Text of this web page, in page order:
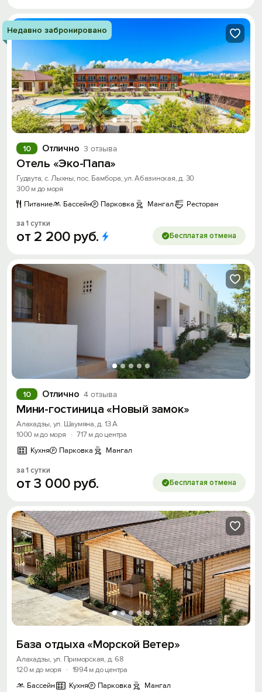
Недавно забронировано
Отлично 3 отзыва
10
Отель «Эко-Папа»
Гудаута, с. Лыхны, пос. Бамбора, ул. Абазинская, д. 30
300 м до моря
Питание
Бассейн Парковка Мангал Ресторан
за 1 сутки
от 2 200 руб. Бесплатая отмена
Отлично 4 отзыва
10
Мини-гостиница «Новый замок»
Алахадзы, ул. Шаумяна, д. 13 А
1000 м до моря
· 717 м до центра
Кухня
Парковка Мангал
за 1 сутки
от3 000 руб. Бесплатая отмена
База отдыха «Морской Ветер»
Алахадзы, ул. Приморская, д. 68
120 м до моря
· 1994 м до центра
Бассейн
Кухня Парковка Мангал